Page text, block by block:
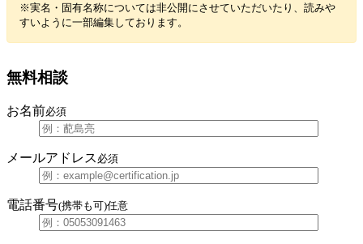
※実名・固有名称については非公開にさせていただいたり、読みや
すいように一部編集しております。
無料相談
お名前必須
メールアドレス 必須
電話番号(携帯も可)任意